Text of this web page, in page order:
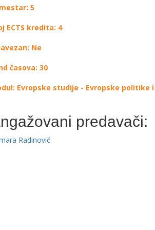
5
ECTS kredita: 4
Ne
časova: 30
Evropske studije - Evropske politike
predavači:
Radinović